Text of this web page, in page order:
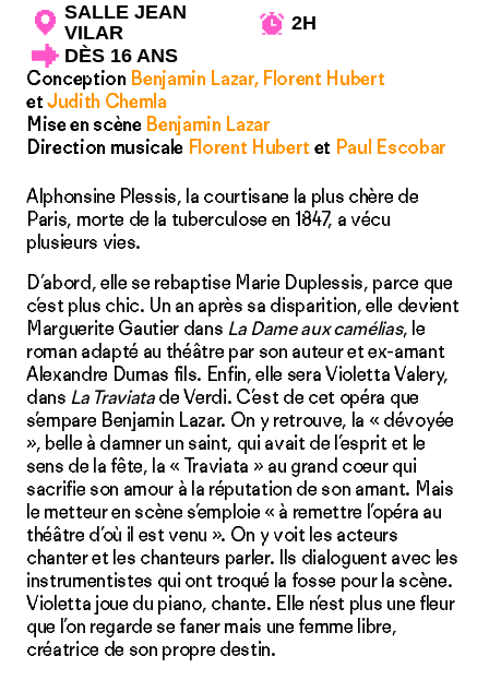
SALLE JEAN
VILAR
2H
DÈS 16 ANS
Conception Benjamin Lazar, Florent Hubert
etJudith Chemla
Mise en scène Benjamin Lazar
Direction musicale Florent Hubert et Paul Escobar
Alphonsine Plessis, la courtisane la plus chère de
Paris, morte de la tuberculose en 1847, a vécu
plusieurs vies.
D’abord, elle se rebaptise Marie Duplessis, parce que
c’est plus chic. Un an après sa disparition, elle devient
Marguerite Gautier dans La Dame aux camélias, le
roman adapté au théâtre par son auteur et ex-amant
Alexandre Dumas fils. Enfin, elle sera Violetta Valery,
dans La Traviatade Verdi. C’est de cet opéra que
s’empare Benjamin Lazar. On y retrouve, la « dévoyée
», belle à damner un saint, qui avait de l’esprit et le
sens de la fête, la « Traviata » au grand coeur qui
sacrifie son amour à la réputation de son amant. Mais
le metteur en scène s’emploie « à remettre l’opéra au
théâtre d’où il est venu ». On y voit les acteurs
chanter et les chanteurs parler. Ils dialoguent avec les
instrumentistes qui ont troqué la fosse pour la scène.
Violetta joue du piano, chante. Elle n’est plus une fleur
que l’on regarde se faner mais une femme libre,
créatrice de son propre destin.